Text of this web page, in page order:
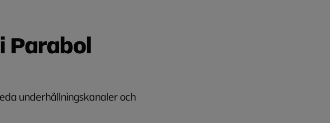
Parabol
underhållningskanaler och